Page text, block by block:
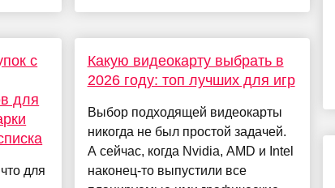
с
для
для
Какую видеокарту выбрать в
2026 году: топ лучших для игр
Выбор подходящей видеокарты
никогда не был простой задачей.
А сейчас, когда Nvidia, AMD и Intel
наконец-то выпустили все